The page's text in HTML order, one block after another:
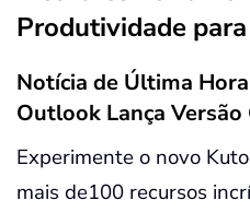
Produtividade
Notícia de Última
Outlook Lança
Experimente o novo
mais de100 recursos